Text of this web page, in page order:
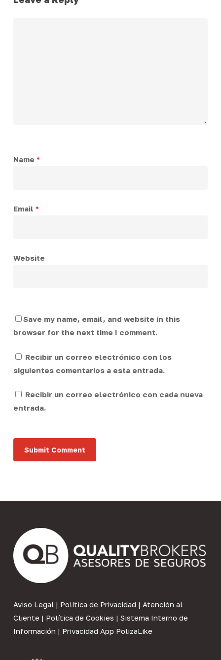
Name *
Email *
Website
Save my name, email, and website in this
browser for the next time I comment.
Recibir un correo electrónico con los
siguientes comentarios a esta entrada.
Recibir un correo electrónico con cada nueva
entrada.
Aviso Legal| Política de Privacidad | Atención al
Cliente | Política de Cookies | Sistema Interno de
Información | Privacidad App PolizaLike